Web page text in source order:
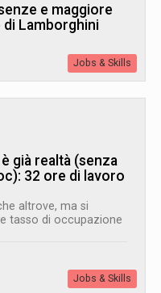
e maggiore
Lamborghini
Jobs & Skills
già realtà (senza
32 ore di lavoro
altrove, ma si
tasso di occupazione
Jobs & Skills